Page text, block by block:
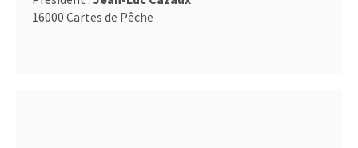
16000 Cartes de Pêche